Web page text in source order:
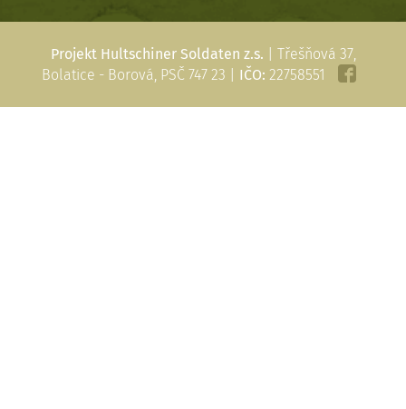
Projekt Hultschiner Soldaten z.s. | Třešňová 37,
Bolatice - Borová, PSČ 747 23 | IČO: 22758551